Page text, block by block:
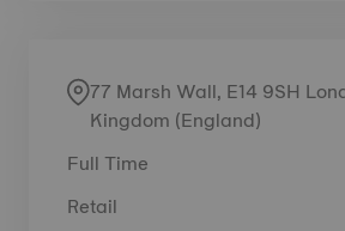
77 Marsh Wall, E14 9SH
Kingdom (England)
Full Time
Retail